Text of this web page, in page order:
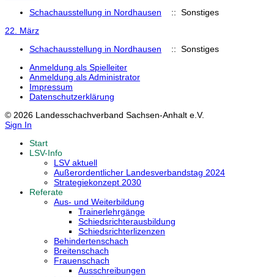
Schachausstellung in Nordhausen
:: Sonstiges
22. März
Schachausstellung in Nordhausen
:: Sonstiges
Anmeldung als Spielleiter
Anmeldung als Administrator
Impressum
Datenschutzerklärung
© 2026 Landesschachverband Sachsen-Anhalt e.V.
Sign In
Start
LSV-Info
LSV aktuell
Außerordentlicher Landesverbandstag 2024
Strategiekonzept 2030
Referate
Aus- und Weiterbildung
Trainerlehrgänge
Schiedsrichterausbildung
Schiedsrichterlizenzen
Behindertenschach
Breitenschach
Frauenschach
Ausschreibungen